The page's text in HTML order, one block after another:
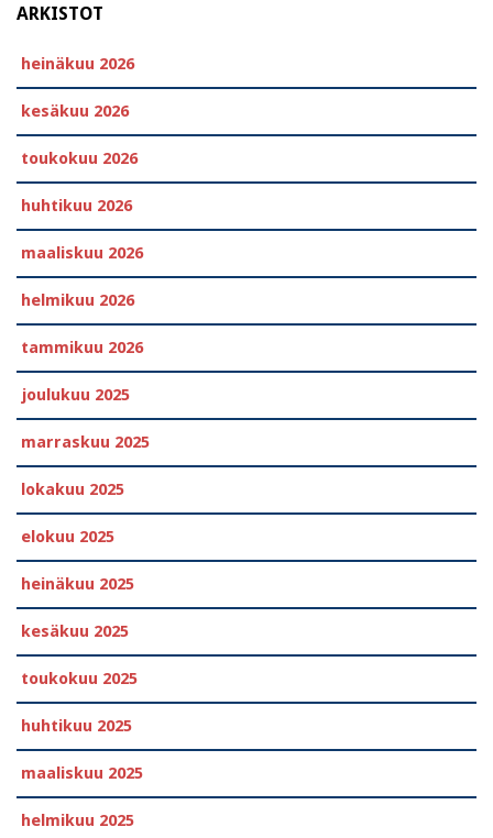
ARKISTOT
heinäkuu 2026
kesäkuu 2026
toukokuu 2026
huhtikuu 2026
maaliskuu 2026
helmikuu 2026
tammikuu 2026
joulukuu 2025
marraskuu 2025
lokakuu 2025
elokuu 2025
heinäkuu 2025
kesäkuu 2025
toukokuu 2025
huhtikuu 2025
maaliskuu 2025
helmikuu 2025